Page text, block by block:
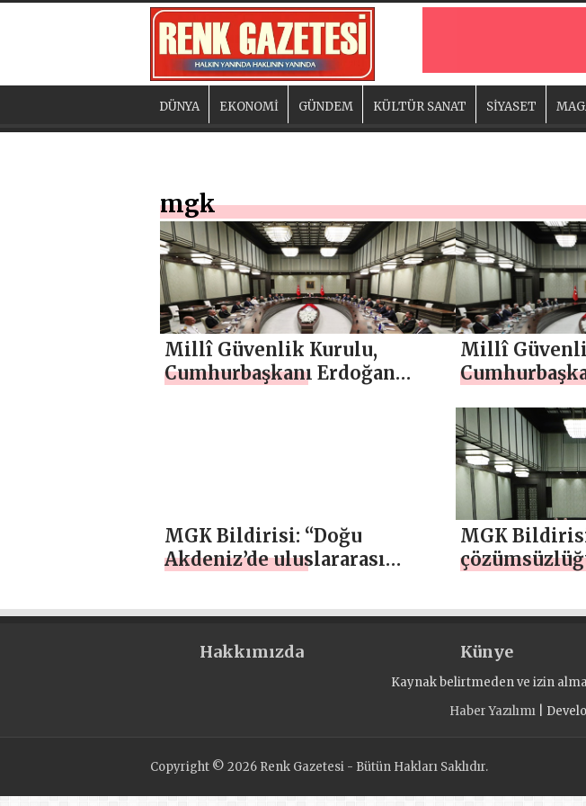
DÜNYA EKONOMİ GÜNDEM KÜLTÜR SANAT SİYASET
mgk
Millî Güvenlik Kurulu,
Cumhurbaşkanı Erdoğan
Millî
MGK Bildirisi: “Doğu
Akdeniz’de uluslararası
geliştirilmelidir”
MGK
zaman
Hakkımızda Künye
Kaynak belirtmeden ve izin
Haber Yazılımı|
Copyright © 2026 Renk Gazetesi - Bütün Hakları Saklıdır.